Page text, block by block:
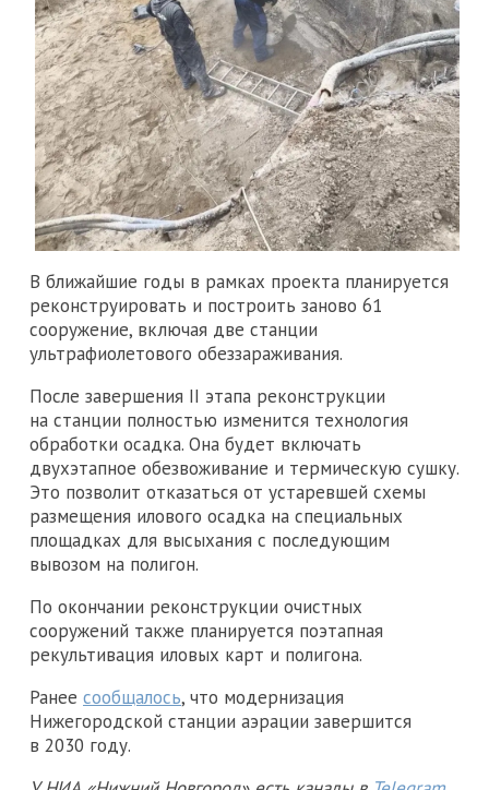
В ближайшие годы в рамках проекта планируется
реконструировать и построить заново 61
сооружение, включая две станции
ультрафиолетового обеззараживания.
После завершения II этапа реконструкции
на станции полностью изменится технология
обработки осадка. Она будет включать
двухэтапное обезвоживание и термическую сушку.
Это позволит отказаться от устаревшей схемы
размещения илового осадка на специальных
площадках для высыхания с последующим
вывозом на полигон.
По окончании реконструкции очистных
сооружений также планируется поэтапная
рекультивация иловых карт и полигона.
Ранее сообщалось, что модернизация
Нижегородской станции аэрации завершится
в 2030 году.